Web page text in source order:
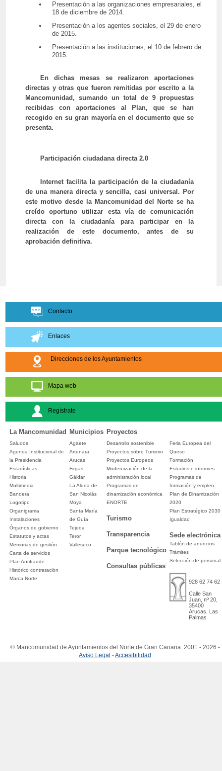
Presentación a las organizaciones empresariales, el
18 de diciembre de 2014.
Presentación a los agentes sociales, el 29 de enero
de 2015.
Presentación a las instituciones, el 10 de febrero de
2015.
En dichas mesas se realizaron aportaciones
directas y otras que fueron remitidas por escrito a la
Mancomunidad, sumando un total de 9 propuestas
recibidas con aportaciones al Plan, que se han
recogido en su gran mayoría en el documento que se
presenta.
Participación ciudadana directa 2.0
Internet facilita la participación de la ciudadanía
de una manera directa y sencilla, casi universal. Por
este motivo desde la Mancomunidad del Norte se ha
creído oportuno utilizar esta vía de comunicación
directa con la ciudadanía para participar en la
realización de este documento, antes de su
aprobación definitiva.
Contacto
Enlaces
Direcciones de los Ayuntamientos
Mapa web
Regístrate
La Mancomunidad Municipios Proyectos
Saludos
Agenda Institucional de
la Presidencia
Estadísticas
Historia
Multimedia
Bandera
Logotipo
Organigrama
Instalaciones
Órganos de gobierno
Estatutos y actas
Memorias de gestión
Carta de servicios
Plan Antifraude
Histórico contratación
Marca Norte
Agaete
Artenara
Arucas
Firgas
Gáldar
La Aldea de
San Nicolás
Moya
Santa María
de Guía
Tejeda
Teror
Valleseco
Desarrollo sostenible
Proyectos sobre Turismo
Proyectos Europeos
Modernización de la
administración local
Programas de
dinamización económica
ENORTE
Turismo
Transparencia
Parque tecnológico
Consultas públicas
Feria Europea del
Queso
Formación
Estudios e informes
Programas de
formación y empleo
Plan de Dinamización
2020
Plan Estratégico 2030
Igualdad
Sede electrónica
Tablón de anuncios
Trámites
Selección de personal
928 62 74 62
Calle San
Juan, nº 20,
35400
Arucas, Las
Palmas
© Mancomunidad de Ayuntamientos del Norte de Gran Canaria. 2001 - 2026 -
Aviso Legal -Accesibilidad